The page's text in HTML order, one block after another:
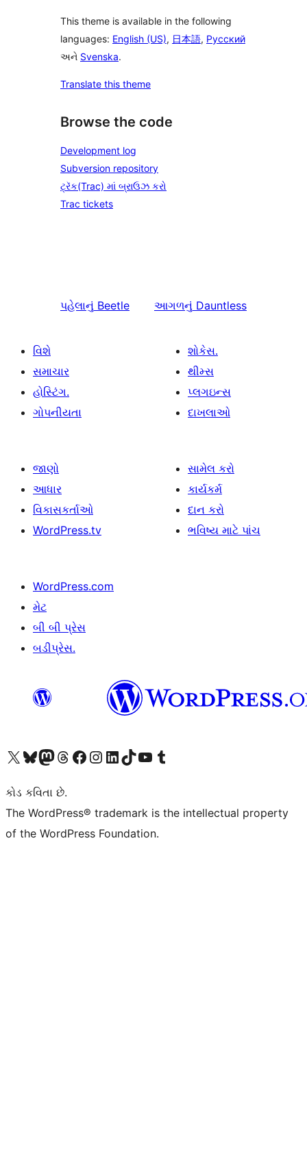
This theme is available in the following
languages: English (US), 日本語, Русский
અને Svenska.
Translate this theme
Browse the code
Development log
Subversion repository
ટ્રૅક(Trac) માં બ્રાઉઝ કરો
Trac tickets
પહેલાનું Beetle આગળનું Dauntless
વિશે
સમાચાર
હોસ્ટિંગ.
ગોપનીયતા
શોકેસ.
થીમ્સ
પ્લગઇન્સ
દાખલાઓ
જાણો
આધાર
વિકાસકર્તાઓ
WordPress.tv
સામેલ કરો
કાર્યકર્મ
દાન કરો
ભવિષ્ય માટે પાંચ
WordPress.com
મેટ
બી બી પ્રેસ
બડીપ્રેસ.
અમારા X (અગાઉ ટ્વિટર) એકાઉન્ટની મુલાકાત લોઅમારા Bluesky એકાઉન્ટની મુલાકાત લોઅમારા માસ્ટોડોન એકાઉન્ટની મુલાકાત લોઅમારા Threads એકાઉન્ટની મુલાકાત લો અમારા ફેસબુક પેજની મુલાકાત લોઅમારા ઇન્સ્ટાગ્રામ એકાઉન્ટની મુલાકાત લો અમારા LinkedIn એકાઉન્ટની મુલાકાત લોઅમારા TikTok એકાઉન્ટની મુલાકાત લોઅમારી YouTube ચેનલની મુલાકાત લો અમારા Tumblr એકાઉન્ટની મુલાકાત લો
કોડ કવિતા છે.
The WordPress® trademark is the intellectual property
of the WordPress Foundation.